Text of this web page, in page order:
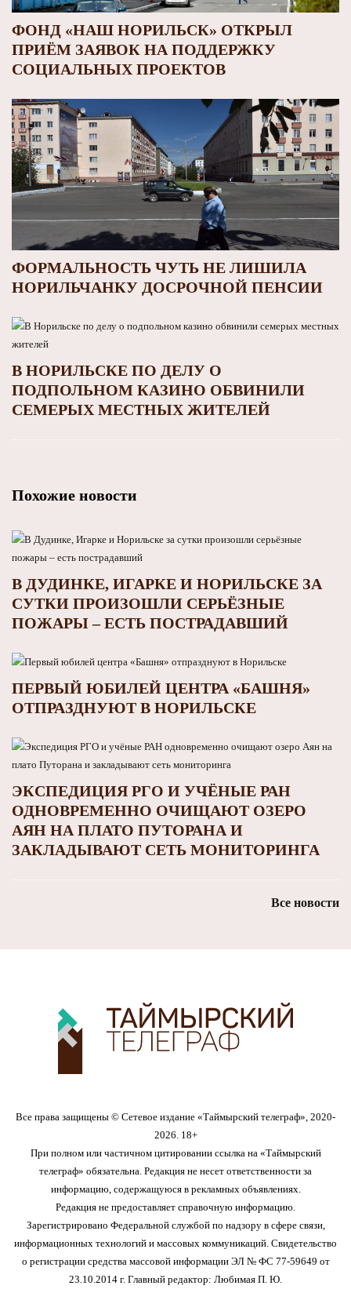
ФОНД «НАШ НОРИЛЬСК» ОТКРЫЛ
ПРИЁМ ЗАЯВОК НА ПОДДЕРЖКУ
СОЦИАЛЬНЫХ ПРОЕКТОВ
ФОРМАЛЬНОСТЬ ЧУТЬ НЕ ЛИШИЛА
НОРИЛЬЧАНКУ ДОСРОЧНОЙ ПЕНСИИ
В НОРИЛЬСКЕ ПО ДЕЛУ О
ПОДПОЛЬНОМ КАЗИНО ОБВИНИЛИ
СЕМЕРЫХ МЕСТНЫХ ЖИТЕЛЕЙ
Похожие новости
В ДУДИНКЕ, ИГАРКЕ И НОРИЛЬСКЕ ЗА
СУТКИ ПРОИЗОШЛИ СЕРЬЁЗНЫЕ
ПОЖАРЫ – ЕСТЬ ПОСТРАДАВШИЙ
ПЕРВЫЙ ЮБИЛЕЙ ЦЕНТРА «БАШНЯ»
ОТПРАЗДНУЮТ В НОРИЛЬСКЕ
ЭКСПЕДИЦИЯ РГО И УЧЁНЫЕ РАН
ОДНОВРЕМЕННО ОЧИЩАЮТ ОЗЕРО
АЯН НА ПЛАТО ПУТОРАНА И
ЗАКЛАДЫВАЮТ СЕТЬ МОНИТОРИНГА
Все новости
Все права защищены © Сетевое издание «Таймырский телеграф», 2020-
2026. 18+
При полном или частичном цитировании ссылка на «Таймырский
телеграф» обязательна. Редакция не несет ответственности за
информацию, содержащуюся в рекламных объявлениях.
Редакция не предоставляет справочную информацию.
Зарегистрировано Федеральной службой по надзору в сфере связи,
информационных технологий и массовых коммуникаций. Свидетельство
о регистрации средства массовой информации ЭЛ № ФС 77-59649 от
23.10.2014 г. Главный редактор: Любимая П. Ю.